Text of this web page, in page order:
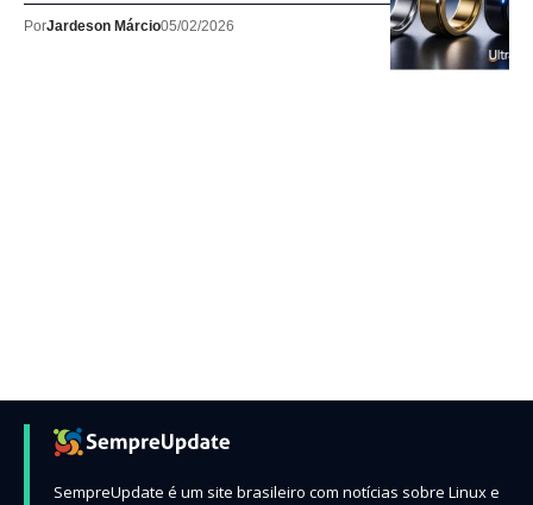
PorJardeson Márcio05/02/2026
SempreUpdate é um site brasileiro com notícias sobre Linux e